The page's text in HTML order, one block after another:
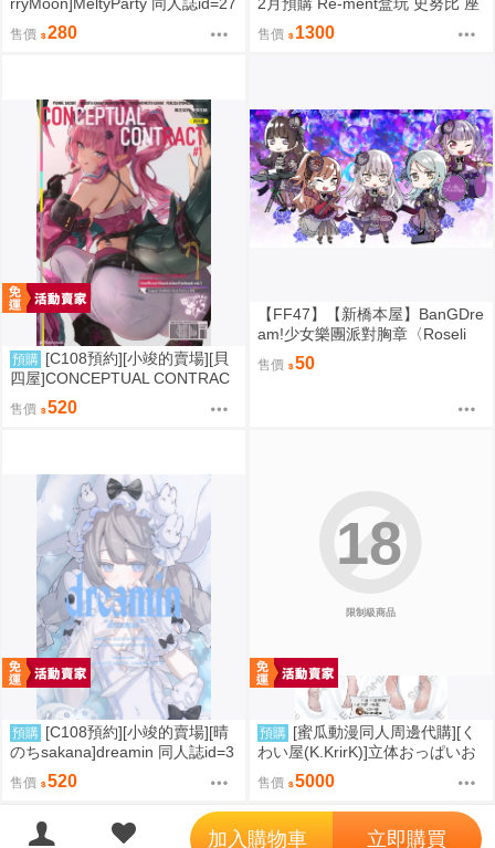
rryMoon]MeltyParty 同人誌id=27
33703
售價 280
2月預購 Re-ment盒玩 史努比 座
椅
售價 1300
預購 [C108預約][小竣的賣場][貝
四屋]CONCEPTUAL CONTRAC
T 明日方舟：終末地 同人誌id=37
87389
售價 520
【FF47】【新橋本屋】BanGDre
am!少女樂團派對胸章〈Roseli
a〉-〈湊友希那/冰川紗夜/今井麗
莎/宇田川亞子/白金燐子〉
售價 50
預購 [C108預約][小竣的賣場][晴
のちsakana]dreamin 同人誌id=3
787402
售價 520
限制級商品
18
預購 [蜜瓜動漫同人周邊代購][く
わい屋(K.KrirK)]立体おっぱいお
尻 ときこさん (K.KrirK)抱き
枕カバー(FGO)(抱枕套)(同人周
邊)
售價 5000
加入購物車 立即購買